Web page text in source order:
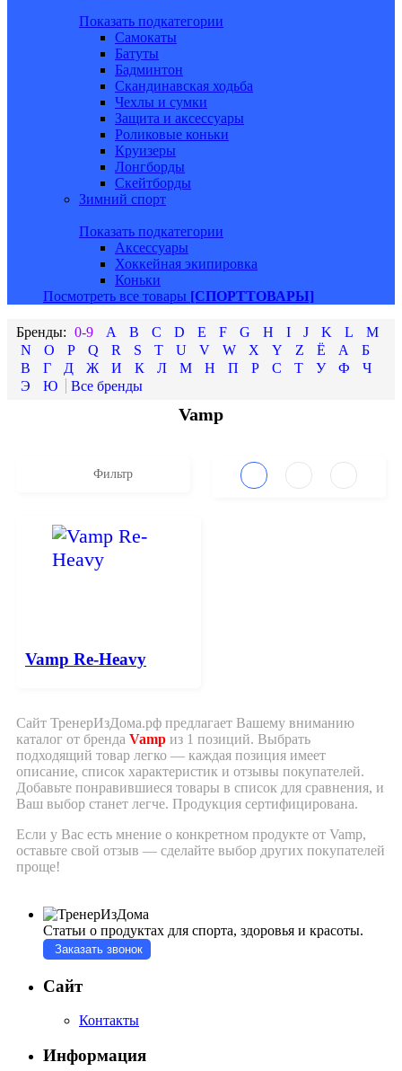
Показать подкатегории
Самокаты
Батуты
Бадминтон
Скандинавская ходьба
Чехлы и сумки
Защита и аксессуары
Роликовые коньки
Круизеры
Лонгборды
Скейтборды
Зимний спорт
Показать подкатегории
Аксессуары
Хоккейная экипировка
Коньки
Посмотреть все товары [СПОРТТОВАРЫ]
0-9 A B C D E F G H I J K L
M
N
O P Q R S T U V W X Y Z Ё А
Б
В
Г Д Ж И К Л М Н П Р С Т У Ф
Ч
Э
Ю
Vamp
Фильтр
Vamp Re-Heavy
Сайт ТренерИзДома.рф предлагает Вашему вниманию
каталог от бренда Vamp из 1 позиций. Выбрать
подходящий товар легко — каждая позиция имеет
описание, список характеристик и отзывы покупателей.
Добавьте понравившиеся товары в список для сравнения, и
Ваш выбор станет легче. Продукция сертифицирована.
Если у Вас есть мнение о конкретном продукте от Vamp,
оставьте свой отзыв — сделайте выбор других покупателей
проще!
Статьи о продуктах для спорта, здоровья и красоты.
Заказать звонок
Сайт
Контакты
Информация